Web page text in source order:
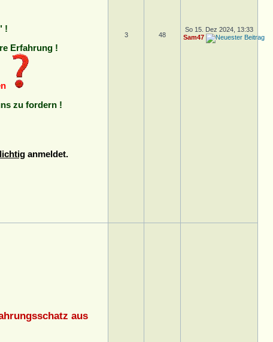
!
Erfahrung !
zu fordern !
anmeldet.
3 48
So 15. Dez 2024, 13:33
Sam47
aus